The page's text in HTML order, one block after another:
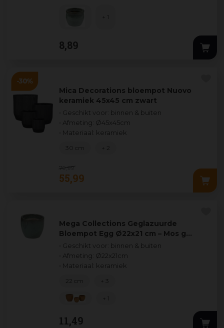
8,89
+ 1
Mica Decorations bloempot Nuovo
keramiek 45x45 cm zwart
• Geschikt voor: binnen & buiten
• Afmeting: Ø45x45cm
• Materiaal: keramiek
79,99
55,99
30 cm + 2
Mega Collections Geglazuurde
Bloempot Egg Ø22x21 cm – Mos g…
• Geschikt voor: binnen & buiten
• Afmeting: Ø22x21cm
• Materiaal: keramiek
11,49
22 cm + 3
+ 1